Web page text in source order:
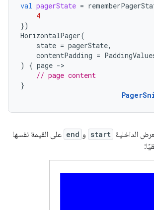
val pagerState =
4
})
HorizontalPager(
state = pagerState,
contentPadding =
)
{ page -
// page content
}
الداخلية start و end على القيمة نفسها